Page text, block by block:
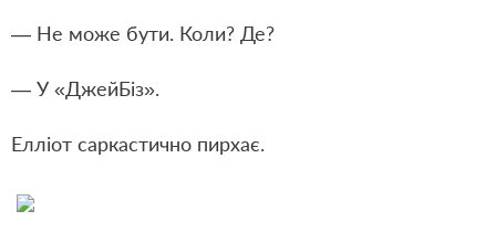
— Не може бути. Коли? Де?
— У «ДжейБіз».
Елліот саркастично пирхає.